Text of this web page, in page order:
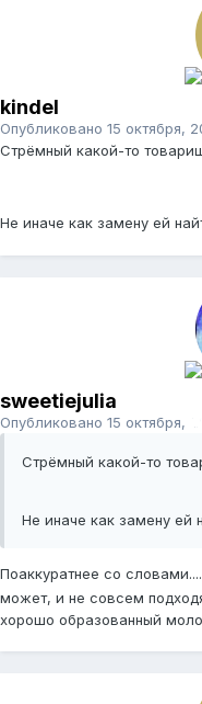
kindel
Опубликовано 15 октября,
Стрёмный какой-то
Не иначе как замену ей
sweetiejulia
Опубликовано 15 октября,
Стрёмный какой-то
Не иначе как замену ей
Поаккуратнее со словами....
может, и не совсем
хорошо образованный